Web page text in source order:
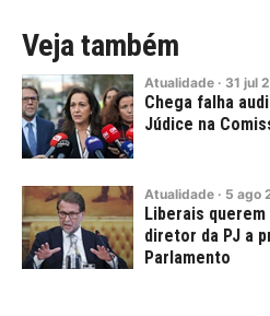
Veja também
Atualidade · 31 jul
Chega falha
Júdice na
Atualidade · 5 ago
Liberais
diretor da PJ a
Parlamento